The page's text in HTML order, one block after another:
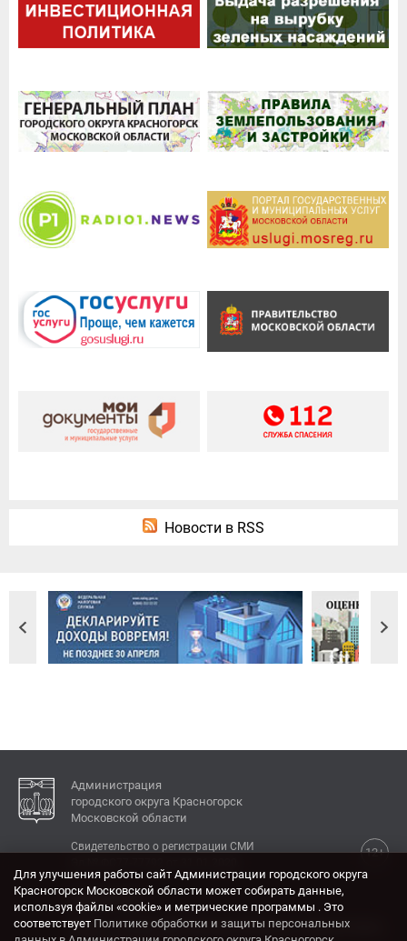
Новости в RSS
Администрация
городского округа Красногорск
Московской области
12+
Свидетельство о регистрации СМИ
КОНТАКТЫ
Адрес: 143404, Московская область, г. Красногорск,
Для улучшения работы сайт Администрации городского округа
Красногорск Московской области может собирать данные,
используя файлы «cookie» и метрические программы . Это
соответствует Политике обработки и защиты персональных